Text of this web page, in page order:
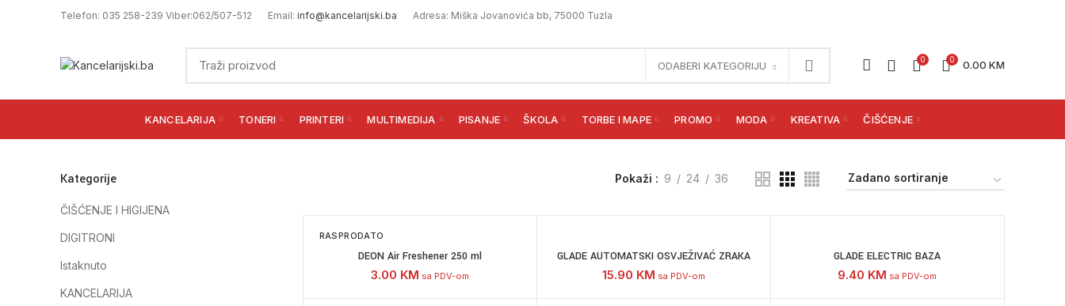
Telefon: 035 258-239 Viber:062/507-512 Email: info@kancelarijski.ba Adresa: Miška Jovanovića bb, 75000 Tuzla
ODABERI KATEGORIJU 0 0 0.00 KM
KANCELARIJA TONERI PRINTERI MULTIMEDIJA PISANJE ŠKOLA TORBE I MAPE PROMO MODA KREATIVA ČIŠĆENJE
Kategorije
ČIŠĆENJE I HIGIJENA
DIGITRONI
Istaknuto
KANCELARIJA
Pokaži 9 24 36
RASPRODATO
DEON Air Freshener 250 ml
3.00 KM sa PDV-om
GLADE AUTOMATSKI OSVJEŽIVAĆ ZRAKA
15.90 KM sa PDV-om
GLADE ELECTRIC BAZA
9.40 KM sa PDV-om